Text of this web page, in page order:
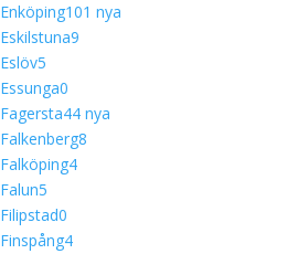
Enköping101 nya
Eskilstuna9
Eslöv5
Essunga0
Fagersta44 nya
Falkenberg8
Falköping4
Falun5
Filipstad0
Finspång4